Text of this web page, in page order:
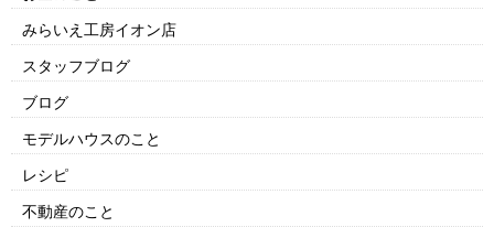
みらいえ工房イオン店
スタッフブログ
ブログ
モデルハウスのこと
レシピ
不動産のこと